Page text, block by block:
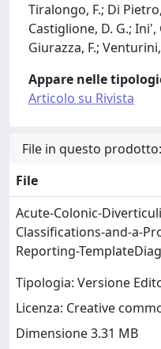
Tiralongo, F.; Di
Castiglione, D. G.; Ini',
Giurazza, F.;
Appare nelle
Articolo su Rivista
File in questo prodotto:
File
Acute-Colonic-
Classifications-and-a-
Reporting-
Tipologia: Versione
Licenza: Creative
Dimensione 3.31 MB